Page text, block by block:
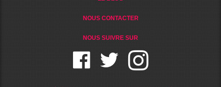
NOUS CONTACTER
NOUS SUIVRE SUR